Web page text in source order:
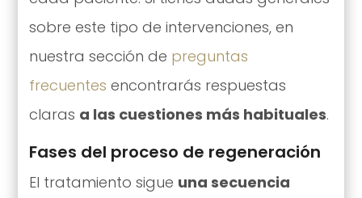
sobre este tipo de intervenciones, en
nuestra sección de preguntas
frecuentes encontrarás respuestas
claras a las cuestiones más habituales.
Fases del proceso de regeneración
El tratamiento sigue una secuencia